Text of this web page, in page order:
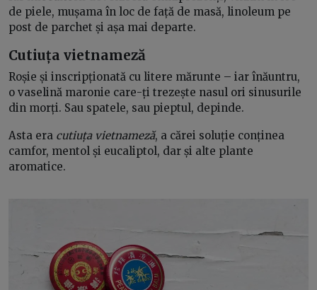
de piele, mușama în loc de față de masă, linoleum pe
post de parchet și așa mai departe.
Cutiuța vietnameză
Roșie și inscripționată cu litere mărunte – iar înăuntru,
o vaselină maronie care-ți trezește nasul ori sinusurile
din morți. Sau spatele, sau pieptul, depinde.
Asta era cutiuța vietnameză, a cărei soluție conținea
camfor, mentol și eucaliptol, dar și alte plante
aromatice.